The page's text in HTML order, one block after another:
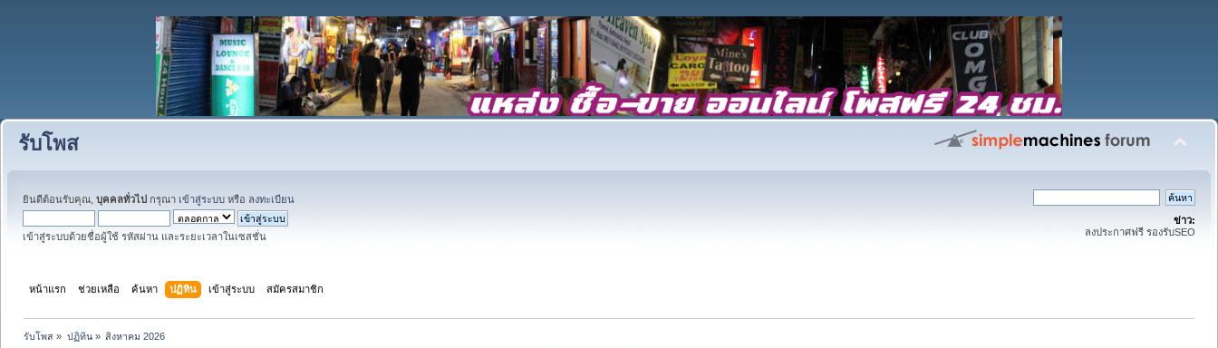
รับโพส
ยินดีต้อนรับคุณ, บุคคลทั่วไป กรุณา เข้าสู่ระบบ หรือ ลงทะเบียน
เข้าสู่ระบบด้วยชื่อผู้ใช้ รหัสผ่าน และระยะเวลาในเซสชั่น
ข่าว:
ลงประกาศฟรี รองรับSEO
หน้าแรก ช่วยเหลือ ค้นหา ปฏิทิน เข้าสู่ระบบ สมัครสมาชิก
รับโพส » ปฏิทิน» สิงหาคม 2026